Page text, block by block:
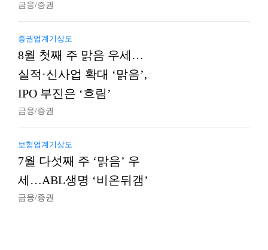
금융/증권
증권업계기상도
8월 첫째 주 맑음 우세…
실적·신사업 확대 ‘맑음’,
IPO 부진은 ‘흐림’
금융/증권
보험업계기상도
7월 다섯째 주 ‘맑음’ 우
세…ABL생명 ‘비온뒤갬’
금융/증권